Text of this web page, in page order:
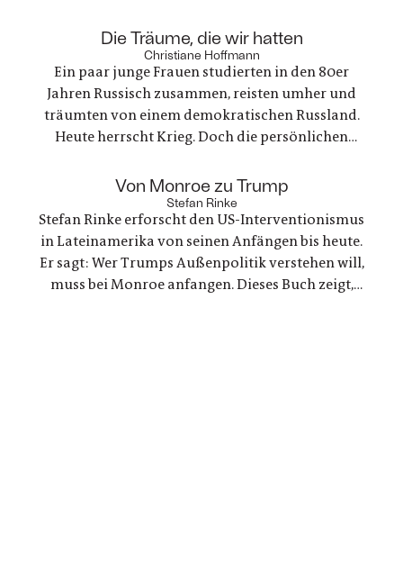
anderes heraus. Es geht um nichts weniger als die
große Frage nach Gerechtigkeit. Eine
nervenaufreibende Ermittlung beginnt
Die Träume, die wir hatten
Christiane Hoffmann
Ein paar junge Frauen studierten in den 80er
Jahren Russisch zusammen, reisten umher und
träumten von einem demokratischen Russland.
Heute herrscht Krieg. Doch die persönlichen
gerade als eine der Frauen stirbt. Ein Buch über
Trauer und Hoffnung in deutsch-ukranisch-
russischen Beziehungen
Von Monroe zu Trump
Stefan Rinke
Stefan Rinke erforscht den US-Interventionismus
in Lateinamerika von seinen Anfängen bis heute.
Er sagt: Wer Trumps Außenpolitik verstehen will,
muss bei Monroe anfangen. Dieses Buch zeigt,